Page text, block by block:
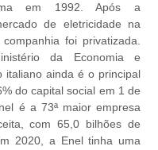
em 1992. Após a
de eletricidade na
foi privatizada.
da Economia e
italiano ainda é o principal
do capital social em 1 de
é a 73ª maior empresa
com 65,0 bilhões de
2020, a Enel tinha uma